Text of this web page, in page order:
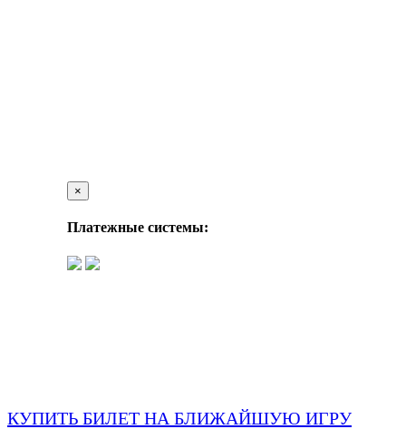
×
Платежные системы:
КУПИТЬ БИЛЕТ НА БЛИЖАЙШУЮ ИГРУ